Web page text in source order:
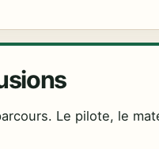
Le pilote, le